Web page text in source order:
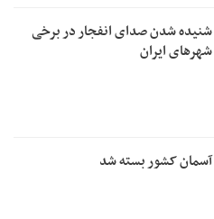
شنیده شدن صدای انفجار در برخی
شهرهای ایران
آسمان کشور بسته شد